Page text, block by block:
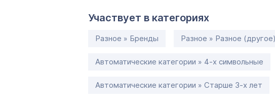
Участвует в категориях
Разное » Бренды Разное » Разное (другое)
Автоматические категории » 4-х символьные
Автоматические категории » Старше 3-х лет